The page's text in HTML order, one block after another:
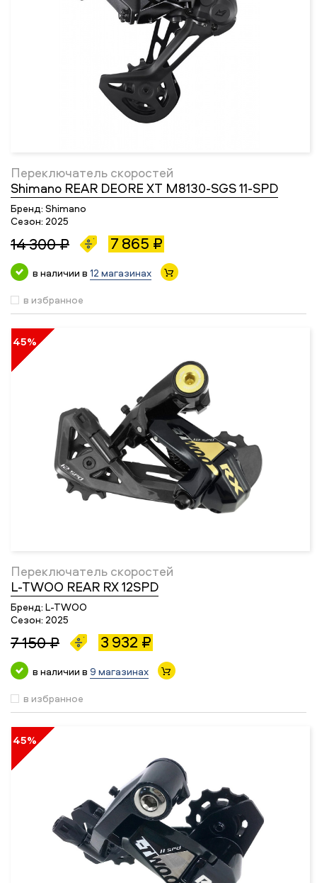
Переключатель скоростей
Shimano REAR DEORE XT M8130-SGS 11-SPD
Бренд: Shimano
Сезон: 2025
14 300 ₽ 7 865 ₽
в наличии в 12 магазинах
в избранное
45%
Переключатель скоростей
L-TWOO REAR RX 12SPD
Бренд: L-TWOO
Сезон: 2025
7 150 ₽ 3 932 ₽
в наличии в 9 магазинах
в избранное
45%